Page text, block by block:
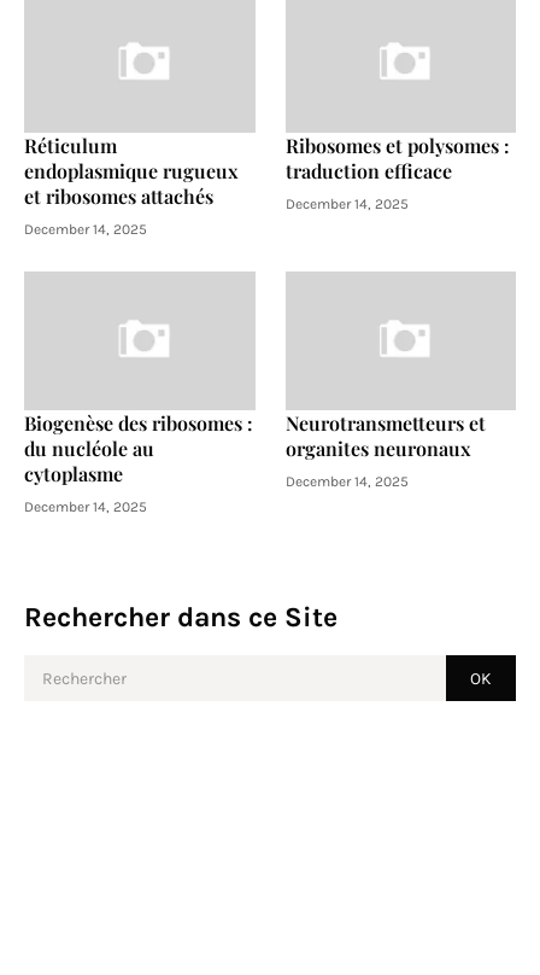
Réticulum
endoplasmique rugueux
et ribosomes attachés
December 14, 2025
Ribosomes et polysomes :
traduction efficace
December 14, 2025
Biogenèse des ribosomes :
du nucléole au
cytoplasme
December 14, 2025
Neurotransmetteurs et
organites neuronaux
December 14, 2025
Rechercher dans ce Site